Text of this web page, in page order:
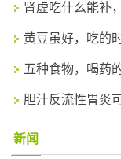
肾虚吃什么能补
黄豆虽好，吃的
五种食物，喝药
胆汁反流性胃炎
新闻